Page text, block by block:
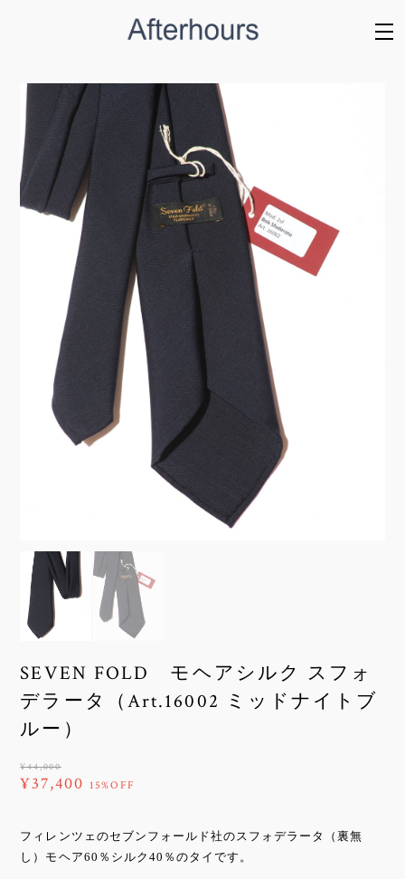
SEVEN FOLD モヘアシルク スフォ
デラータ（Art.16002 ミッドナイトブ
ルー）
¥44,000
¥37,400 15%OFF
フィレンツェのセブンフォールド社のスフォデラータ（裏無
し）モヘア60％シルク40％のタイです。